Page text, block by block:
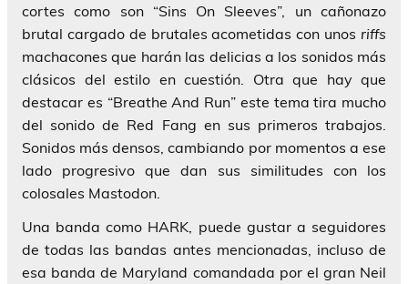
cortes como son “Sins On Sleeves”, un cañonazo
brutal cargado de brutales acometidas con unos riffs
machacones que harán las delicias a los sonidos más
clásicos del estilo en cuestión. Otra que hay que
destacar es “Breathe And Run” este tema tira mucho
del sonido de Red Fang en sus primeros trabajos.
Sonidos más densos, cambiando por momentos a ese
lado progresivo que dan sus similitudes con los
colosales Mastodon
Una banda como HARK , puede gustar a seguidores
de todas las bandas antes mencionadas, incluso de
esa banda de Maryland comandada por el gran Neil